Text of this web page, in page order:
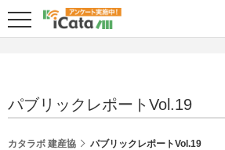
パブリックレポートVol.19
カタラボ 建産協 パブリックレポートVol.19